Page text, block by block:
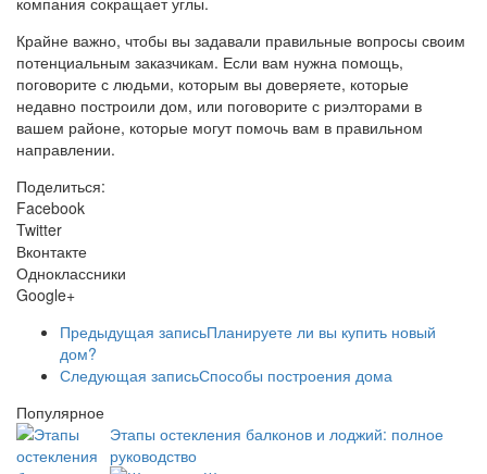
Крайне важно, чтобы вы задавали правильные вопросы своим
потенциальным заказчикам. Если вам нужна помощь,
поговорите с людьми, которым вы доверяете, которые
недавно построили дом, или поговорите с риэлторами в
вашем районе, которые могут помочь вам в правильном
направлении.
Поделиться:
Facebook
Twitter
Вконтакте
Одноклассники
Google+
Предыдущая записьПланируете ли вы купить новый
дом?
Следующая записьСпособы построения дома
Популярное
Этапы остекления балконов и лоджий: полное
руководство